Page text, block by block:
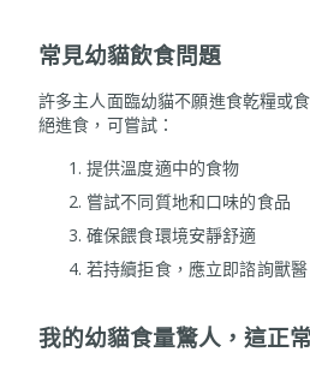
常見幼貓飲食問題
許多主人面臨幼貓不願進食乾糧或
絕進食，可嘗試：
提供溫度適中的食物
嘗試不同質地和口味的食品
確保餵食環境安靜舒適
若持續拒食，應立即諮詢獸醫
我的幼貓食量驚人，這正